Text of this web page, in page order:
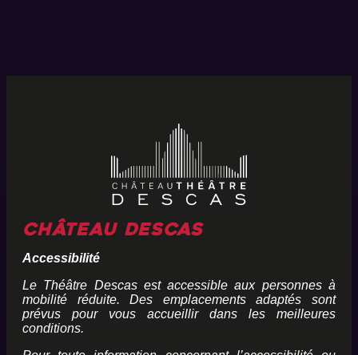
Château Descas
Accessibilité
Le Théâtre Descas est accessible aux personnes à
mobilité réduite. Des emplacements adaptés sont
prévus pour vous accueillir dans les meilleures
conditions.